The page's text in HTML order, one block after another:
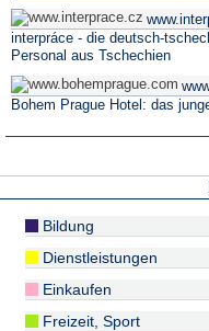
interpráce - die deutsch-
Personal aus Tschechien
Bohem Prague Hotel: das
Bildung
Dienstleistungen
Einkaufen
Freizeit, Sport